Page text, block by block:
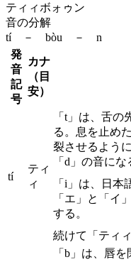
ティィボォゥン
音の分解
tí － bòu － n
発
音
記
号
カナ
（目
安）
tí
ティ
ィ
「t」は、舌
る。息を止め
裂させるよう
「d」の音にな
「i」は、日本
「エ」と「イ
する。
続けて「ティ
「b」は、唇